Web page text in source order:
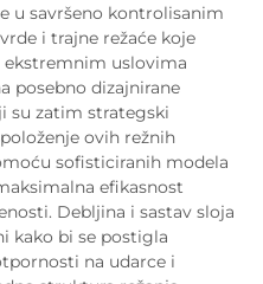
u savršeno kontrolisanim
i trajne režaće koje
ekstremnim uslovima
posebno dizajnirane
su zatim strategski
ovih režnih
sofisticiranih modela
efikasnost
Debljina i sastav sloja
kako bi se postigla
na udarce i